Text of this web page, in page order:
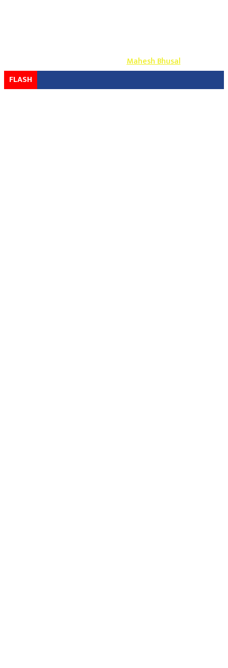
Design & Develop By-Mahesh Bhusal
FLASH